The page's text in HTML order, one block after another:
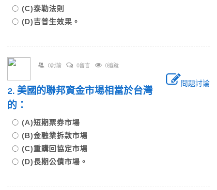
(C)泰勒法則
(D)吉普生效果。
0討論 0留言 0追蹤
問題討論
2. 美國的聯邦資金市場相當於台灣
的：
(A)短期票券市場
(B)金融業拆款市場
(C)重購回協定市場
(D)長期公債市場。